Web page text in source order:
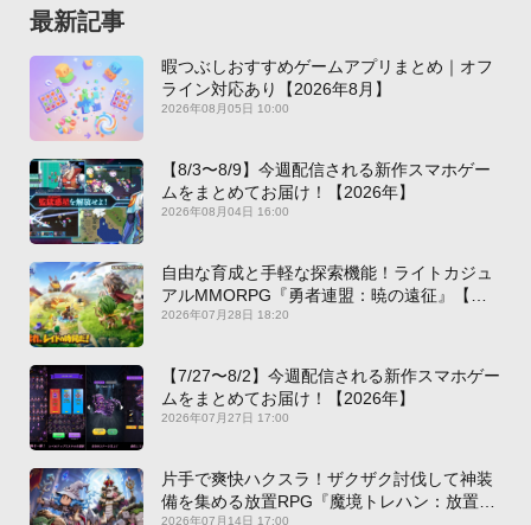
最新記事
暇つぶしおすすめゲームアプリまとめ｜オフ
ライン対応あり【2026年8月】
2026年08月05日 10:00
【8/3〜8/9】今週配信される新作スマホゲー
ムをまとめてお届け！【2026年】
2026年08月04日 16:00
自由な育成と手軽な探索機能！ライトカジュ
アルMMORPG『勇者連盟：暁の遠征』【最
新作PICKUP】
2026年07月28日 18:20
【7/27〜8/2】今週配信される新作スマホゲー
ムをまとめてお届け！【2026年】
2026年07月27日 17:00
片手で爽快ハクスラ！ザクザク討伐して神装
備を集める放置RPG『魔境トレハン：放置で
2026年07月14日 17:00